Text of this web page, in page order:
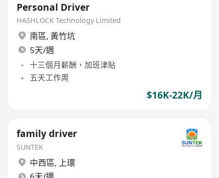
Personal Driver
HASHLOCK Technology Limited
南區, 黃竹坑
5天/週
十三個月薪酬，加班津貼
五天工作周
$16K-22K/月
family driver
SUNTEK
中西區, 上環